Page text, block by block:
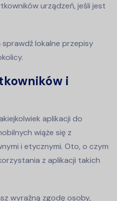
urządzeń, jeśli jest
sprawdź lokalne przepisy
i
aplikacji do
wiąże się z
i etycznymi. Oto, o czym
z aplikacji takich
wyraźną zgodę osoby,